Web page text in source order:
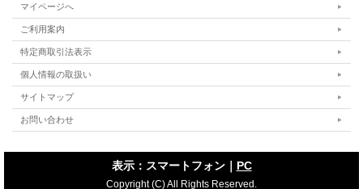
目次
一つの季節――日本の読者へ
カーマ・スートラ動物園
爆弾それ自体
ハーレム・リヴァー・ドライヴ
地球上では私を追いかける者たちがいる
マイページへ
ご利用案内
特定商取引法表示
個人情報の取扱い
サイトマップ
お問い合わせ
表示：スマートフォン｜ PC
Copyright (C) All Rights Reserved.